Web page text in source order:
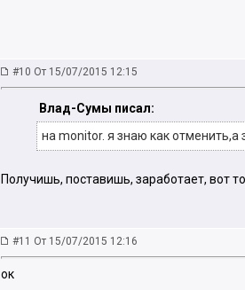
#10 От 15/07/2015 12:15
Влад-Сумы писал:
на monitor. я знаю как
Получишь, поставишь, заработает, вот
#11 От 15/07/2015 12:16
ок